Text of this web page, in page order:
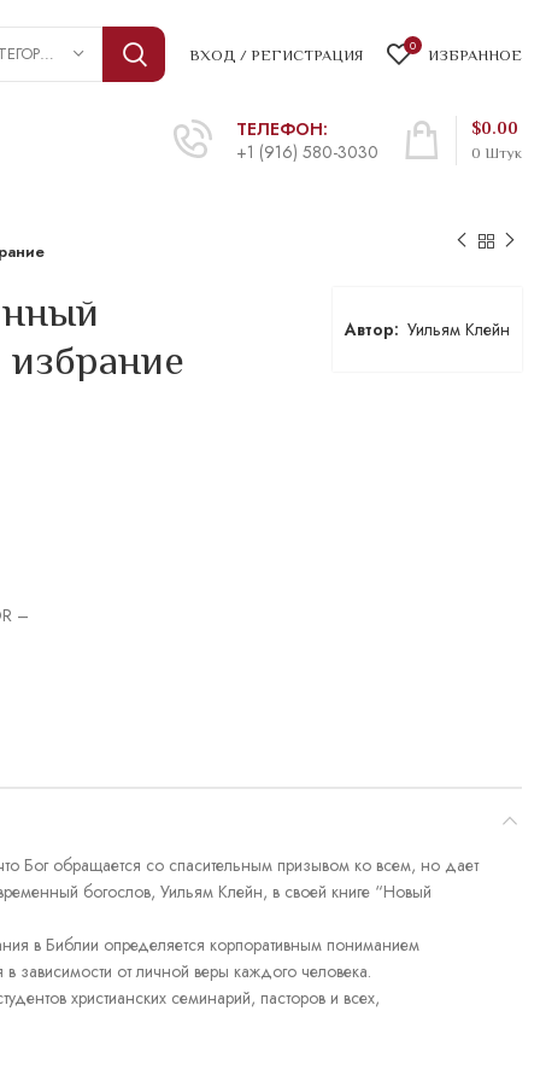
ВЫБРАТЬ КАТЕГОРИЮ ВХОД / РЕГИСТРАЦИЯ 0 ИЗБРАННОЕ
ТЕЛЕФОН:
+1 (916) 580-3030
0 Штук
$0.00
Уильям Клейн
–
Бог обращается со спасительным призывом ко всем, но дает
богослов, Уильям Клейн, в своей книге “Новый
в Библии определяется корпоративным пониманием
зависимости от личной веры каждого человека.
христианских семинарий, пасторов и всех,